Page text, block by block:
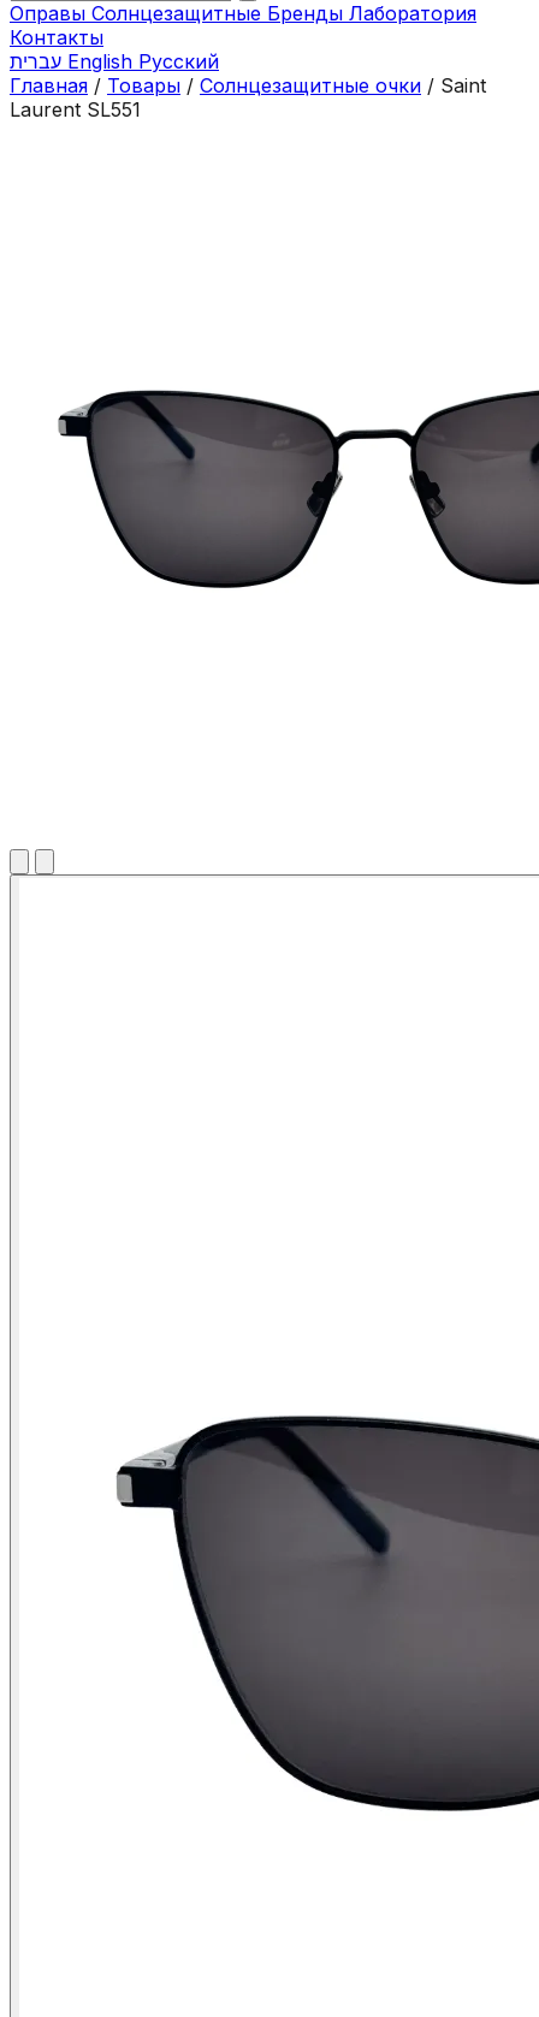
Оправы Солнцезащитные Бренды Лаборатория
Контакты
English Русский
Главная / Товары / Солнцезащитные очки / Saint
Laurent SL551